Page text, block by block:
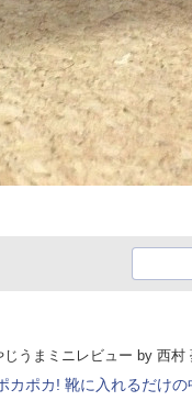
じうまミニレビュー by 西村
カポカ! 靴に入れるだけの